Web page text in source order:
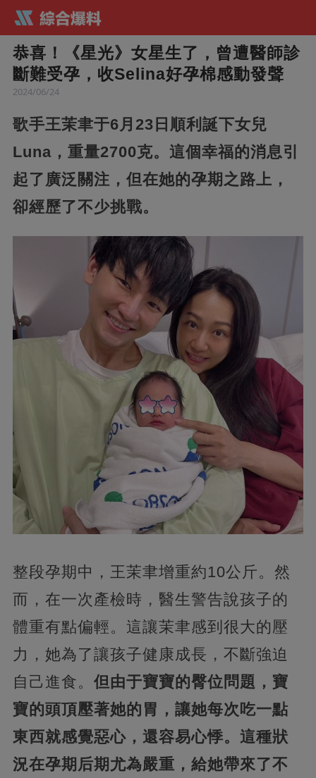
恭喜！《星光》女星生了，曾遭醫師診
斷難受孕，收Selina好孕棉感動發聲
2024/06/24
歌手王茉聿于6月23日順利誕下女兒
Luna，重量2700克。這個幸福的消息引
起了廣泛關注，但在她的孕期之路上，
卻經歷了不少挑戰。
整段孕期中，王茉聿增重約10公斤。然
而，在一次產檢時，醫生警告說孩子的
體重有點偏輕。這讓茉聿感到很大的壓
力，她為了讓孩子健康成長，不斷強迫
自己進食。 但由于寶寶的臀位問題，寶
寶的頭頂壓著她的胃，讓她每次吃一點
東西就感覺惡心，還容易心悸。這種狀
況在孕期后期尤為嚴重，給她帶來了不